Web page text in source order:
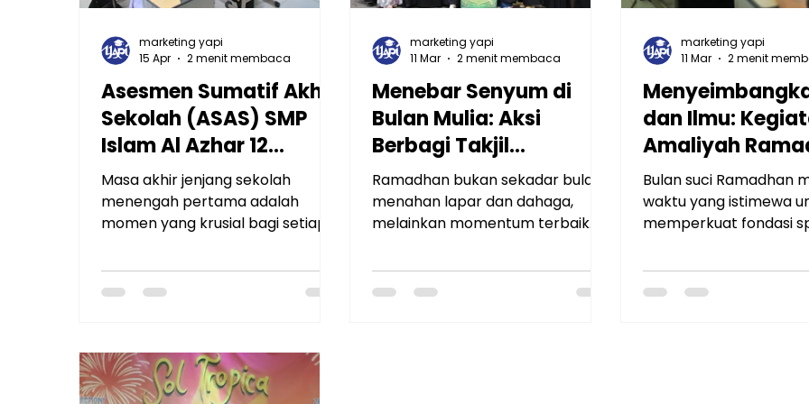
Asesmen Sumatif Akhir
Sekolah (ASAS) SMP
Islam Al Azhar 12
Rawamangun 2026
Masa akhir jenjang sekolah
menengah pertama adalah
momen yang krusial bagi setiap
jerih payah selama tiga tahun
ditempa untuk menjadi bekal
tanggung jawab tersebut, SMP
Islam Al Azhar 12 Rawamangun
kini tengah melaksanakan
marketing yapi
15 Apr
2 menit membaca
Menebar Senyum di
Bulan Mulia: Aksi
Berbagi Takjil
Ramadhan dan Donasi
Kemanusiaan
Jamiyyah SMPI Al
Ramadhan bukan sekadar bulan
menahan lapar dan dahaga,
melainkan momentum terbaik
sosial dan mempererat tali
silaturahmi. Semangat inilah yang
marketing yapi
11 Mar
2 menit membaca
dan Ilmu:
Amaliyah
SMP Islam Al
Rawamangun
Bulan suci Ramadhan
waktu yang istimewa
memperkuat fondasi
diri. Di SMP Islam Al
Rawamangun,
marketing yapi
11 Mar
2 menit